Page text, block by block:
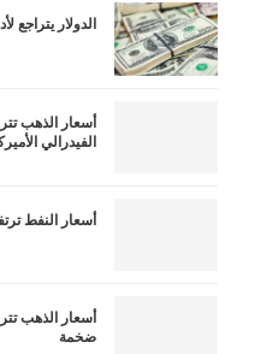
الدولار يتراجع
الفيدرالي
أسعار النفط
أسعار الذهب
ضخمة